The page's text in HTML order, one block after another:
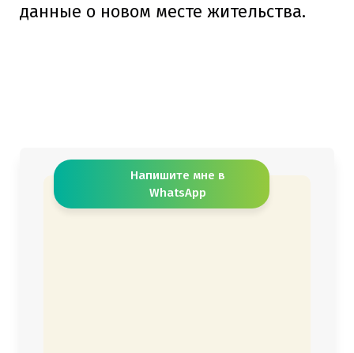
данные о новом месте жительства.
Напишите мне в
WhatsApp